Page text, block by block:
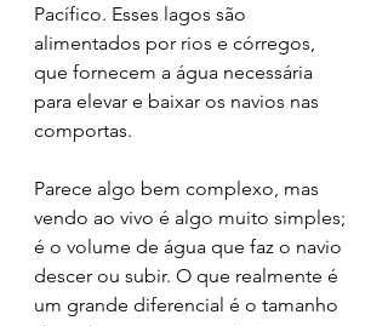
Pacífico. Esses lagos são
alimentados por rios e córregos,
que fornecem a água necessária
para elevar e baixar os navios nas
comportas.
Parece algo bem complexo, mas
vendo ao vivo é algo muito simples;
é o volume de água que faz o navio
descer ou subir. O que realmente é
um grande diferencial é o tamanho